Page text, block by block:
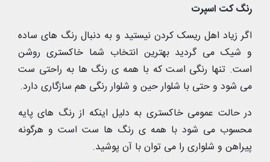
رنگ کت اسپرت
اگر زیاد اهل ریسک کردن نیستید و به دنبال رنگ های ساده
و شیک می گردید بهترین انتخاب شما خاکستری روشن
است. تنها رنگی است که با همه ی رنگ ها به راحتی ست
می شود و حتی با شلوار حین و شلوار رنگی هم سازگاری دارد.
در حالت عمومی خاکستری به دلیل اینکه از رنگ های پایه
محسوب می شود با همه ی رنگ ها ست است و هرگونه
پیراهن و شلواری را می توان با آن پوشید.